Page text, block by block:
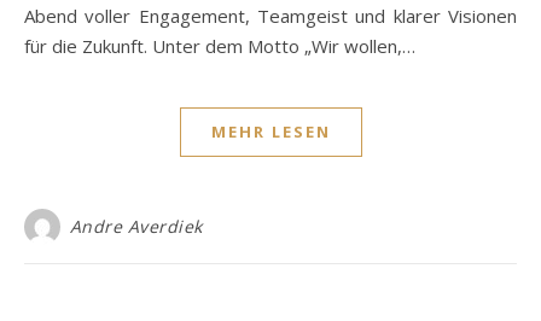
Abend voller Engagement, Teamgeist und klarer Visionen
für die Zukunft. Unter dem Motto „Wir wollen,…
MEHR LESEN
Andre Averdiek